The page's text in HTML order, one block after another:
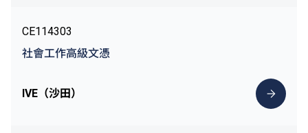
CE114303
社會工作高級文憑
IVE（沙田）